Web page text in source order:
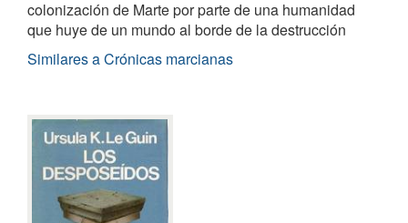
colonización de Marte por parte de una humanidad
que huye de un mundo al borde de la destrucción
Similares a Crónicas marcianas